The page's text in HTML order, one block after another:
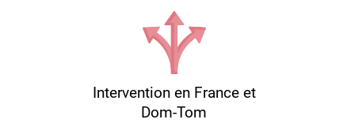
Intervention en France et
Dom-Tom